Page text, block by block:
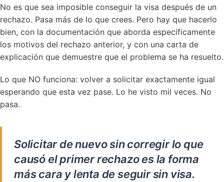
No es que sea imposible conseguir la visa después de un
rechazo. Pasa más de lo que crees. Pero hay que hacerlo
bien, con la documentación que aborda específicamente
los motivos del rechazo anterior, y con una carta de
explicación que demuestre que el problema se ha resuelto.
Lo que NO funciona: volver a solicitar exactamente igual
esperando que esta vez pase. Lo he visto mil veces. No
pasa.
Solicitar de nuevo sin corregir lo que
causó el primer rechazo es la forma
más cara y lenta de seguir sin visa.